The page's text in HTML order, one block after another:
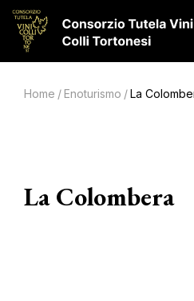
Home / Enoturismo /La
La Colombera